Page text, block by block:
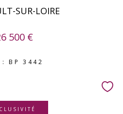
SUR-LOIRE
500 €
: BP 3442